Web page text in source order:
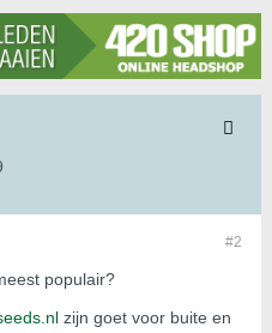
#2
populair?
zijn goet voor buite en